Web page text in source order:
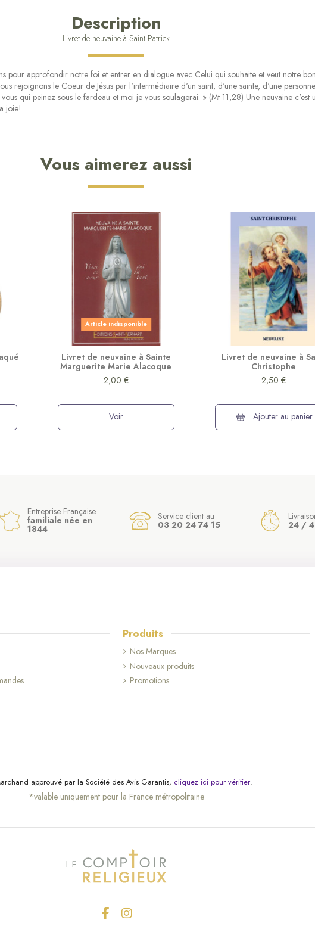
Description
Livret de neuvaine à Saint Patrick
pour approfondir notre foi et entrer en dialogue avec Celui qui souhaite et veut notre
rejoignons le Coeur de Jésus par l'intermédiaire d'un saint, d'une sainte, d'une
qui peinez sous le fardeau et moi je vous soulagerai. » (Mt 11,28) Une neuvaine
joie!
Vous aimerez aussi
Article indisponible
Livret de neuvaine à Sainte
Marguerite Marie Alacoque
2,00 €
Voir
Livret de neuvaine à
Christophe
2,50 €
Ajouter au panier
Entreprise Française
familiale née en
1844
Service client au
03 20 24 74 15 24 /
Produits
Nos Marques
Nouveaux produits
Promotions
approuvé par la Société des Avis Garantis, cliquez ici pour vérifier.
*valable uniquement pour la France métropolitaine